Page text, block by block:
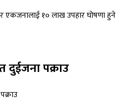
दुईजना पक्राउ